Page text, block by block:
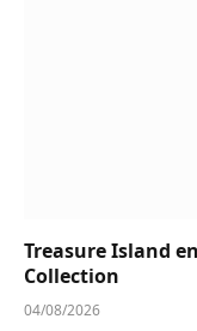
Treasure Island
Collection
04/08/2026